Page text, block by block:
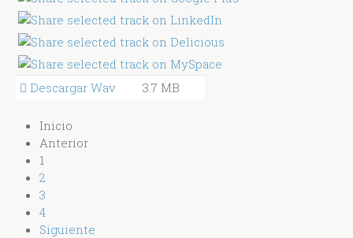
Descargar Wav 3.7 MB
Inicio
Anterior
1
2
3
4
Siguiente